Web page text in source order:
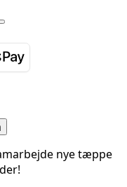
nye tæppe